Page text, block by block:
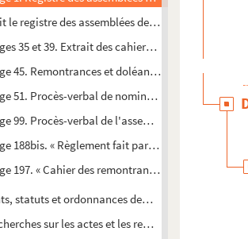
le registre des assemblées de 1649, 1651 et 1659
35 et 39. Extrait des cahiers de Vendeuvre,
45. Remontrances et doléances des députés
51. Procès-verbal de nomination des électeurs
99. Procès-verbal de l'assemblée des trois
188bis. « Règlement fait par le Roi, pour
197. « Cahier des remontrances, plaintes et
statuts et ordonnances des arts et métiers de
sur les actes et les registres de l'état-civil